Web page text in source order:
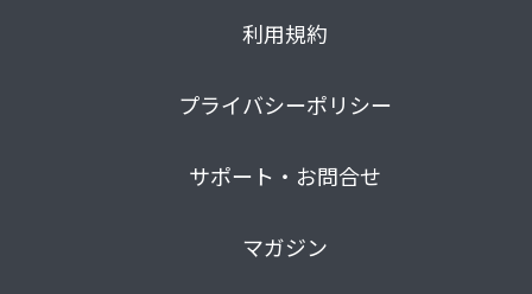
利用規約
プライバシーポリシー
サポート・お問合せ
マガジン